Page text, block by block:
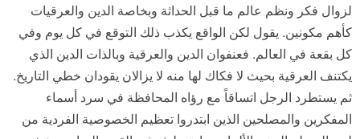
لزوال فكر ونظم عالم ما قبل الحداثة وبخاصة الدين والعرقيات
كأهم مكونين. يقول لكن الواقع يكذب ذلك التوقع في كل يوم وفي
كل بقعة في العالم. فعنفوان الدين والعرقية وبالذات الدين الذي
يكتنف العرقية بحيث لا فكاك لها منه لا يزالان يقودان خطي التاريخ.
ثم يستطرد الرجل اتساقاً مع رؤاه المحافظة في سرد أسماء
المفكرين والمصلحين الذين ابتدروا تعظيم الخصوصية الفردية من